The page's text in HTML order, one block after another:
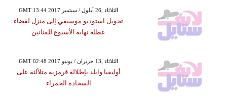
GMT 13:44 2017 الثلاثاء ,26 أيلول / سبتمبر
تحويل استوديو موسيقي إلى منزل لقضاء
عطلة نهاية الأسبوع للفنانين
GMT 02:48 2017 الثلاثاء ,13 حزيران / يونيو
أوليفيا وايلد بإطلالة قرمزية متلألئة على
السجادة الحمراء